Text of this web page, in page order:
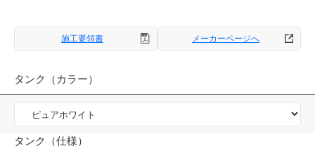
施工要領書 メーカーページへ
タンク（カラー）
タンク（仕様）